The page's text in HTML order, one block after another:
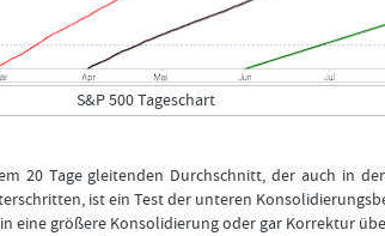
S&P 500 Tageschart
20 Tage gleitenden Durchschnitt, der auch in
ist ein Test der unteren
eine größere Konsolidierung oder gar Korrektur